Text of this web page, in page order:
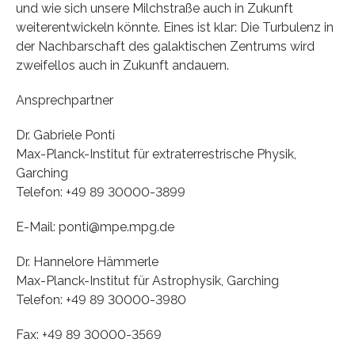
und wie sich unsere Milchstraße auch in Zukunft
weiterentwickeln könnte. Eines ist klar: Die Turbulenz in
der Nachbarschaft des galaktischen Zentrums wird
zweifellos auch in Zukunft andauern.
Ansprechpartner
Dr. Gabriele Ponti
Max-Planck-Institut für extraterrestrische Physik,
Garching
Telefon: +49 89 30000-3899
E-Mail: ponti@mpe.mpg.de
Dr. Hannelore Hämmerle
Max-Planck-Institut für Astrophysik, Garching
Telefon: +49 89 30000-3980
Fax: +49 89 30000-3569